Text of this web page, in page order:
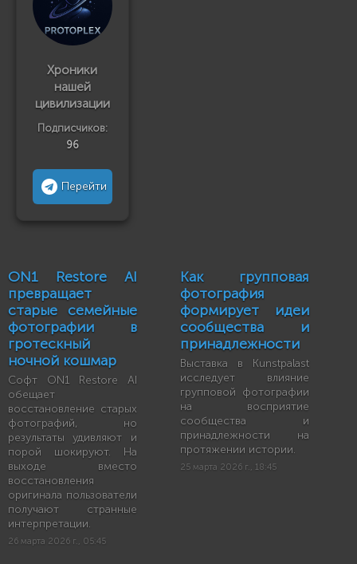
Хроники
нашей
цивилизации
Подписчиков:
96
Перейти
ON1 Restore AI
превращает
старые семейные
фотографии в
гротескный
ночной кошмар
Софт ON1 Restore AI
обещает
восстановление старых
фотографий, но
результаты удивляют и
порой шокируют. На
выходе вместо
восстановления
оригинала пользователи
получают странные
интерпретации.
26 марта 2026 г., 05:45
Как групповая
фотография
формирует идеи
сообщества и
принадлежности
Выставка в Kunstpalast
исследует влияние
групповой фотографии
на восприятие
сообщества и
принадлежности на
протяжении истории.
25 марта 2026 г., 18:45